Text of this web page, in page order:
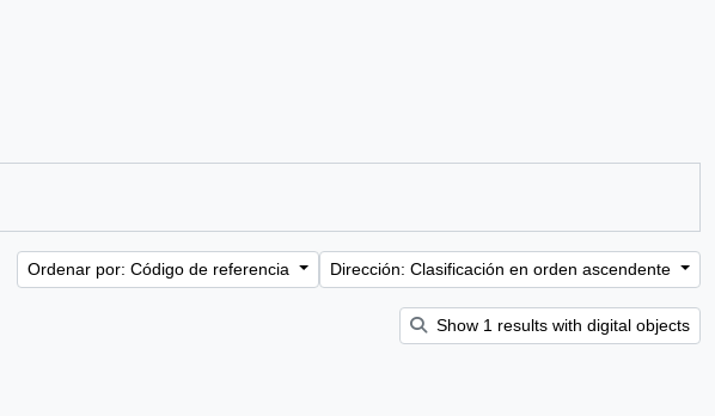
Ordenar por: Código de referencia Dirección: Clasificación en orden ascendente
Show 1 results with digital objects